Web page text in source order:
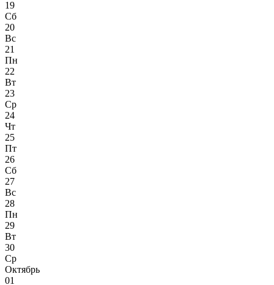
19
Сб
20
Вс
21
Пн
22
Вт
23
Ср
24
Чт
25
Пт
26
Сб
27
Вс
28
Пн
29
Вт
30
Ср
Октябрь
01